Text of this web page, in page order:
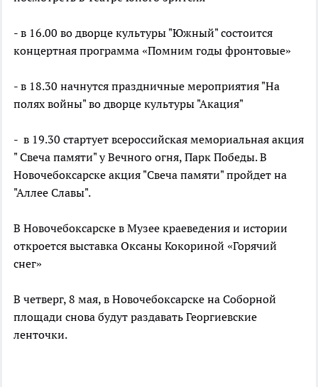
- в 16.00 во дворце культуры "Южный" состоится
концертная программа «Помним годы фронтовые»
- в 18.30 начнутся праздничные мероприятия "На
полях войны" во дворце культуры "Акация"
- в 19.30 стартует всероссийская мемориальная акция
" Свеча памяти" у Вечного огня, Парк Победы. В
Новочебоксарске акция "Свеча памяти" пройдет на
"Аллее Славы".
В Новочебоксарске в Музее краеведения и истории
откроется выставка Оксаны Кокориной «Горячий
снег»
В четверг, 8 мая, в Новочебоксарске на Соборной
площади снова будут раздавать Георгиевские
ленточки.